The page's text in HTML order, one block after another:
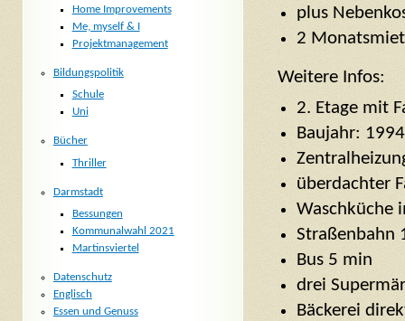
plus
2
Weitere Infos:
2. Etage mit
Baujahr: 1994
überdachter
Waschküche
Straßenbahn
Bus 5 min
drei
Bäckerei
Home Improvements
Me, myself & I
Projektmanagement
Bildungspolitik
Schule
Uni
Bücher
Thriller
Darmstadt
Bessungen
Kommunalwahl 2021
Martinsviertel
Datenschutz
Englisch
Essen und Genuss